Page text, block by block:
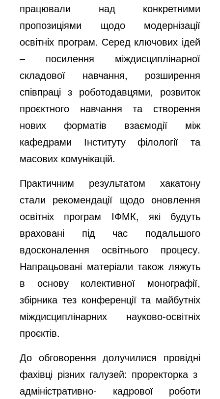
працювали над конкретними
пропозиціями щодо модернізації
освітніх програм. Серед ключових ідей
– посилення міждисциплінарної
складової навчання, розширення
співпраці з роботодавцями, розвиток
проєктного навчання та створення
нових форматів взаємодії між
кафедрами Інституту філології та
масових комунікацій.
Практичним результатом хакатону
стали рекомендації щодо оновлення
освітніх програм ІФМК, які будуть
враховані під час подальшого
вдосконалення освітнього процесу.
Напрацьовані матеріали також ляжуть
в основу колективної монографії,
збірника тез конференції та майбутніх
міждисциплінарних науково-освітніх
проєктів.
До обговорення долучилися провідні
фахівці різних галузей: проректорка з
адміністративно- кадрової роботи